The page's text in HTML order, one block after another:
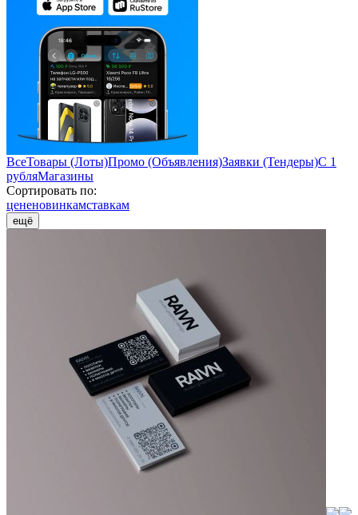
ВсеТовары (Лоты)Промо (Объявления)Заявки (Тендеры)С 1
рубляМагазины
Сортировать по:
цененовинкамставкам
ещё